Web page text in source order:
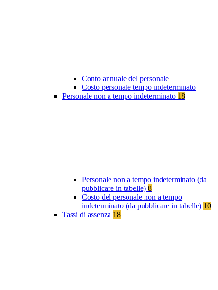
Conto annuale del personale
Costo personale tempo indeterminato
Personale non a tempo indeterminato 18
Personale non a tempo indeterminato (da
pubblicare in tabelle) 8
Costo del personale non a tempo
indeterminato (da pubblicare in tabelle) 10
Tassi di assenza 18